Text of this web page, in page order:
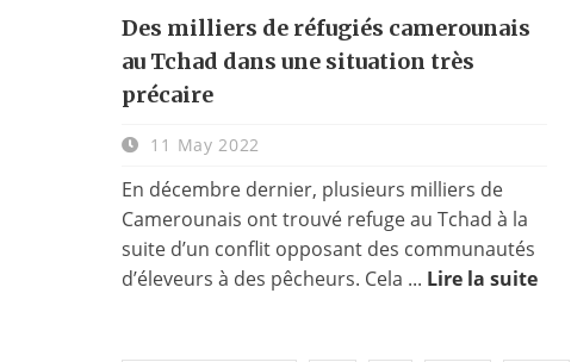
Des milliers de réfugiés camerounais
au Tchad dans une situation très
précaire
11 May 2022
En décembre dernier, plusieurs milliers de
Camerounais ont trouvé refuge au Tchad à la
suite d’un conflit opposant des communautés
d’éleveurs à des pêcheurs. Cela ... Lire la suite